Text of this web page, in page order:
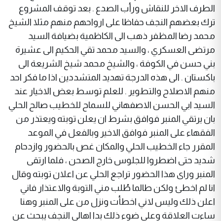
الطرف الاخر للنقاش ورأب الصدع . بعد توقف المشروع
ترك بعضهم النجف حفاظا على ارواحهم منهم مثلا الشيخ
محمد رضا المظفر ذهب الى الكاظمية بضيافة السيد
مرتضى العسكري ، والسيد محمد تقي الحكيم الى عشيرة
بني حسن في الكوفة ، والشيخ محمد شيخ الشريعة الى
باكستان . الى هذه الدرجة تهديد المتشددين اذا ما فكر احد
منهم الاصلاح والتطوير . للعلم توسط بعض الاخيار عند
السيد ابي الحسن الاصفهاني للسماح للخطيب صالح الحلي
بان يرتقي المنبر فوافق بشرط ان يعلن توبته ويعتذر من
الفقهاء على المنبر فوافق الاخير وبالفعل في الموعد
المقرر جاء الخطيب الحلي والمكان غص بالحضور وازدحام
شديد حتى اضطروا للجلوس خارج الصحن ، فلما ارتقى
المنبر وراى هذا الحضور تراجع الحلي عن اعلان توبته وقال
انا لم اخطئ ولكن طالما طُلب مني التوبة والاعتذار فاني
اعلن ذلك وليس لاني اخطأت ونزل من على المنبر وهنا
ساءت العلاقة وعلى ضوء ذلك بدا اهالي النجف يبحث عن